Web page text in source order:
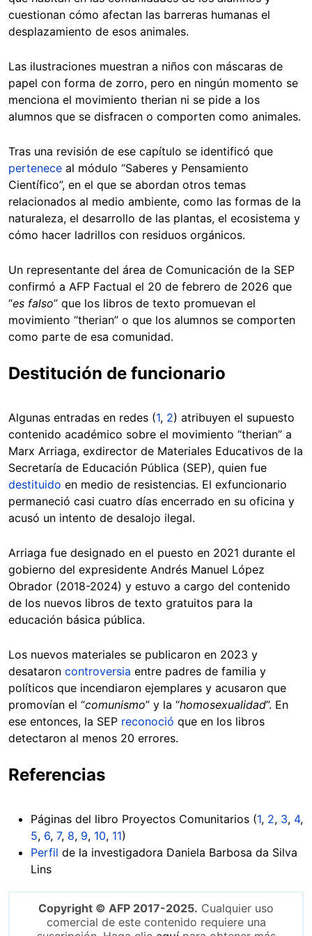
cuestionan cómo afectan las barreras humanas el
desplazamiento de esos animales.
Las ilustraciones muestran a niños con máscaras de
papel con forma de zorro, pero en ningún momento se
menciona el movimiento therian ni se pide a los
alumnos que se disfracen o comporten como animales.
Tras una revisión de ese capítulo se identificó que
pertenece al módulo “Saberes y Pensamiento
Científico”, en el que se abordan otros temas
relacionados al medio ambiente, como las formas de la
naturaleza, el desarrollo de las plantas, el ecosistema y
cómo hacer ladrillos con residuos orgánicos.
Un representante del área de Comunicación de la SEP
confirmó a AFP Factual el 20 de febrero de 2026 que
“es falso” que los libros de texto promuevan el
movimiento “therian” o que los alumnos se comporten
como parte de esa comunidad.
Destitución de funcionario
Algunas entradas en redes (1, 2) atribuyen el supuesto
contenido académico sobre el movimiento “therian” a
Marx Arriaga, exdirector de Materiales Educativos de la
Secretaría de Educación Pública (SEP), quien fue
destituido en medio de resistencias. El exfuncionario
permaneció casi cuatro días encerrado en su oficina y
acusó un intento de desalojo ilegal.
Arriaga fue designado en el puesto en 2021 durante el
gobierno del expresidente Andrés Manuel López
Obrador (2018-2024) y estuvo a cargo del contenido
de los nuevos libros de texto gratuitos para la
educación básica pública.
Los nuevos materiales se publicaron en 2023 y
desataron controversia entre padres de familia y
políticos que incendiaron ejemplares y acusaron que
promovían el “comunismo” y la “homosexualidad”. En
ese entonces, la SEP reconoció que en los libros
detectaron al menos 20 errores.
Referencias
Páginas del libro Proyectos Comunitarios (1, 2, 3, 4,
5, 6, 7, 8, 9, 10, 11)
Perfil de la investigadora Daniela Barbosa da Silva
Lins
Copyright © AFP 2017-2025. Cualquier uso
comercial de este contenido requiere una